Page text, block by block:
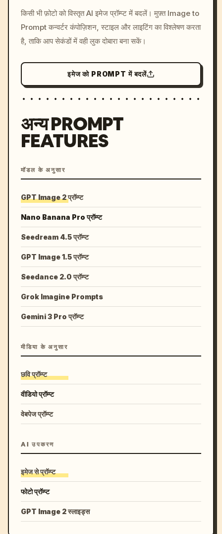
c, cyberpunk sunset, neon
colors, 8k --v 6.0
किसी भी फ़ोटो को विस्तृत AI इमेज प्रॉम्प्ट में बदलें। मुफ़्त Image to
Prompt कन्वर्टर कंपोज़िशन, स्टाइल और लाइटिंग का विश्लेषण करता
है, ताकि आप सेकंडों में वही लुक दोबारा बना सकें।
इमेज को PROMPT में बदलें
अन्य PROMPT
FEATURES
मॉडल के अनुसार
GPT Image 2 प्रॉम्प्ट
Nano Banana Pro प्रॉम्प्ट
Seedream 4.5 प्रॉम्प्ट
GPT Image 1.5 प्रॉम्प्ट
Seedance 2.0 प्रॉम्प्ट
Grok Imagine Prompts
Gemini 3 Pro प्रॉम्प्ट
मीडिया के अनुसार
छवि प्रॉम्प्ट
वीडियो प्रॉम्प्ट
वेबपेज प्रॉम्प्ट
AI उपकरण
इमेज से प्रॉम्प्ट
फोटो प्रॉम्प्ट
GPT Image 2 स्लाइड्स